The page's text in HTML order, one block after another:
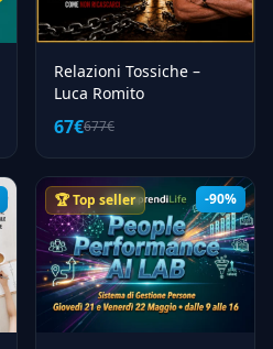
268
16
12
30
Relazioni Tossiche –
Luca Romito
67€677€
-90%
🏆 Top seller